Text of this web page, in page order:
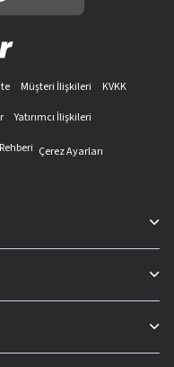
Müşteri İlişkileri
KVKK
Yatırımcı İlişkileri
Çerez Ayarları